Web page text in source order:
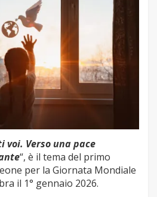
voi. Verso una pace
“, è il tema del primo
per la Giornata Mondiale
il 1° gennaio 2026.